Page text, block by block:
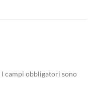
I campi obbligatori sono